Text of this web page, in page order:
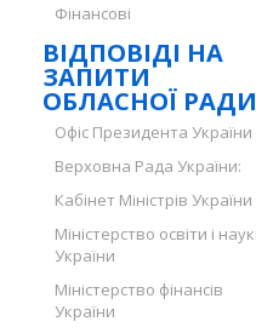
Фінансові
ВІДПОВІДІ НА
ЗАПИТИ
ОБЛАСНОЇ РАДИ
Офіс Президента України
Верховна Рада України:
Кабінет Міністрів України
Міністерство освіти і
України
Міністерство фінансів
України